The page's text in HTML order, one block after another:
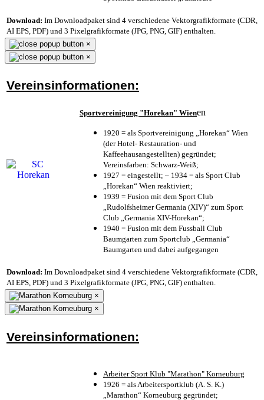
Download: Im Downloadpaket sind 4 verschiedene Vektorgrafikformate (CDR,
AI EPS, PDF) und 3 Pixelgrafikformate (JPG, PNG, GIF) enthalten.
×
×
Vereinsinformationen:
Sportvereinigung "Horekan" Wienen
1920 = als Sportvereinigung „Horekan“ Wien
(der Hotel- Restauration- und
Kaffeehausangestellten) gegründet;
Vereinsfarben: Schwarz-Weiß;
1927 = eingestellt; – 1934 = als Sport Club
„Horekan“ Wien reaktiviert;
1939 = Fusion mit dem Sport Club
„Rudolfsheimer Germania (XIV)“ zum Sport
Club „Germania XIV-Horekan“;
1940 = Fusion mit dem Fussball Club
Baumgarten zum Sportclub „Germania“
Baumgarten und dabei aufgegangen
Download: Im Downloadpaket sind 4 verschiedene Vektorgrafikformate (CDR,
AI EPS, PDF) und 3 Pixelgrafikformate (JPG, PNG, GIF) enthalten.
×
×
Vereinsinformationen:
Arbeiter Sport Klub "Marathon" Korneuburg
1926 = als Arbeitersportklub (A. S. K.)
„Marathon“ Korneuburg gegründet;